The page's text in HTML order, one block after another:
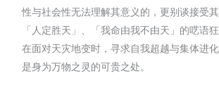
性与社会性无法理解其意义的，更别谈接受
「人定胜天」、「我命由我不由天」的呓语
在面对天灾地变时，寻求自我超越与集体进
是身为万物之灵的可贵之处。